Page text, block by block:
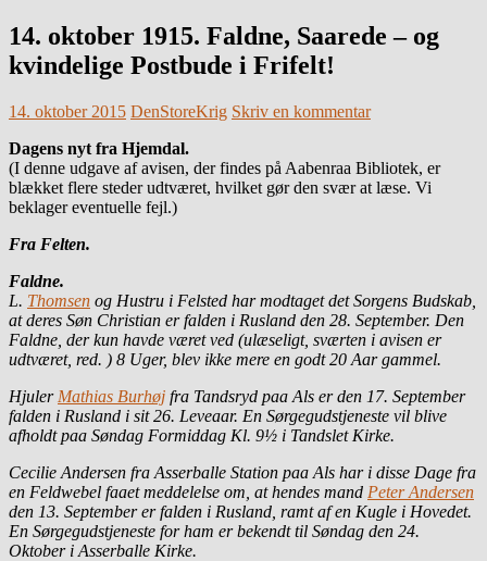
14. oktober 1915. Faldne, Saarede – og
kvindelige Postbude i Frifelt!
14. oktober 2015 DenStoreKrig Skriv en kommentar
Dagens nyt fra Hjemdal.
(I denne udgave af avisen, der findes på Aabenraa Bibliotek, er
blækket flere steder udtværet, hvilket gør den svær at læse. Vi
beklager eventuelle fejl.)
Fra Felten.
Faldne.
L. Thomsen og Hustru i Felsted har modtaget det Sorgens Budskab,
at deres Søn Christian er falden i Rusland den 28. September. Den
Faldne, der kun havde været ved (ulæseligt, sværten i avisen er
udtværet, red. ) 8 Uger, blev ikke mere en godt 20 Aar gammel.
Hjuler Mathias Burhøj fra Tandsryd paa Als er den 17. September
falden i Rusland i sit 26. Leveaar. En Sørgegudstjeneste vil blive
afholdt paa Søndag Formiddag Kl. 9½ i Tandslet Kirke.
Cecilie Andersen fra Asserballe Station paa Als har i disse Dage fra
en Feldwebel faaet meddelelse om, at hendes mand Peter Andersen
den 13. September er falden i Rusland, ramt af en Kugle i Hovedet.
En Sørgegudstjeneste for ham er bekendt til Søndag den 24.
Oktober i Asserballe Kirke.